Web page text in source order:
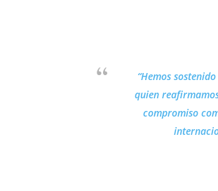
“Hemos
quien
compromiso